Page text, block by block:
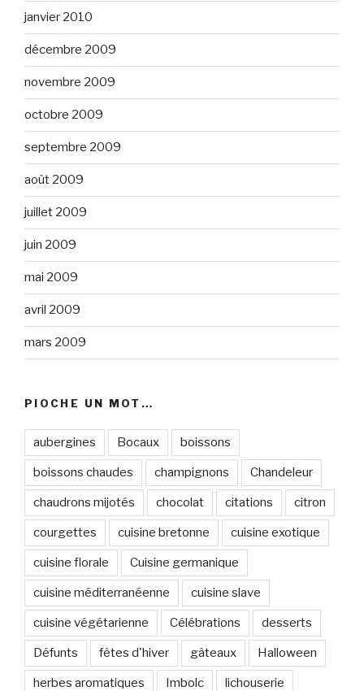
janvier 2010
décembre 2009
novembre 2009
octobre 2009
septembre 2009
août 2009
juillet 2009
juin 2009
mai 2009
avril 2009
mars 2009
PIOCHE UN MOT…
aubergines Bocaux boissons
boissons chaudes champignons Chandeleur
chaudrons mijotés chocolat citations citron
courgettes cuisine bretonne cuisine exotique
cuisine florale Cuisine germanique
cuisine méditerranéenne cuisine slave
cuisine végétarienne Célébrations desserts
Défunts fêtes d'hiver gâteaux Halloween
herbes aromatiques Imbolc lichouserie